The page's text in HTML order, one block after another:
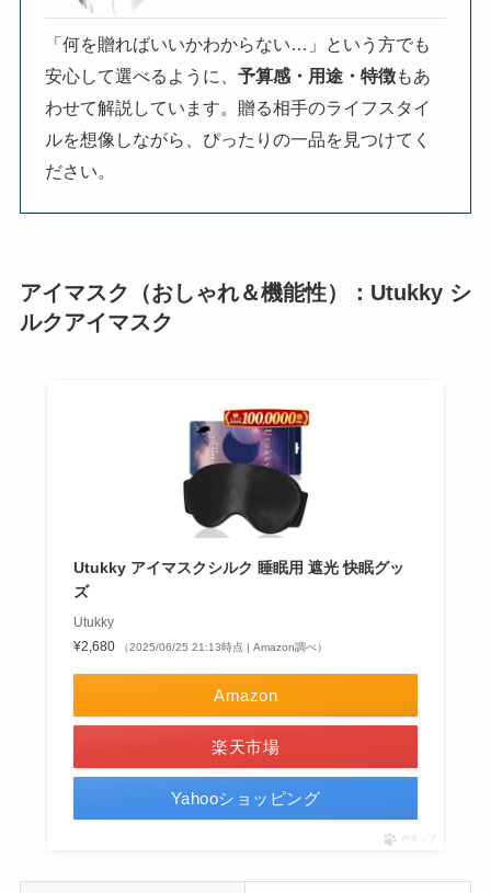
「何を贈ればいいかわからない…」という方でも
安心して選べるように、予算感・用途・特徴もあ
わせて解説しています。贈る相手のライフスタイ
ルを想像しながら、ぴったりの一品を見つけてく
ださい。
アイマスク（おしゃれ＆機能性）：Utukky シ
ルクアイマスク
Utukky アイマスクシルク 睡眠用 遮光 快眠グッ
ズ
Utukky
¥2,680
（2025/06/25 21:13時点 | Amazon調べ）
Amazon
楽天市場
Yahooショッピング
ポチップ